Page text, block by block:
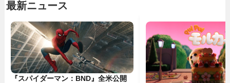
最新ニュース
『スパイダーマン：BND』全米公開